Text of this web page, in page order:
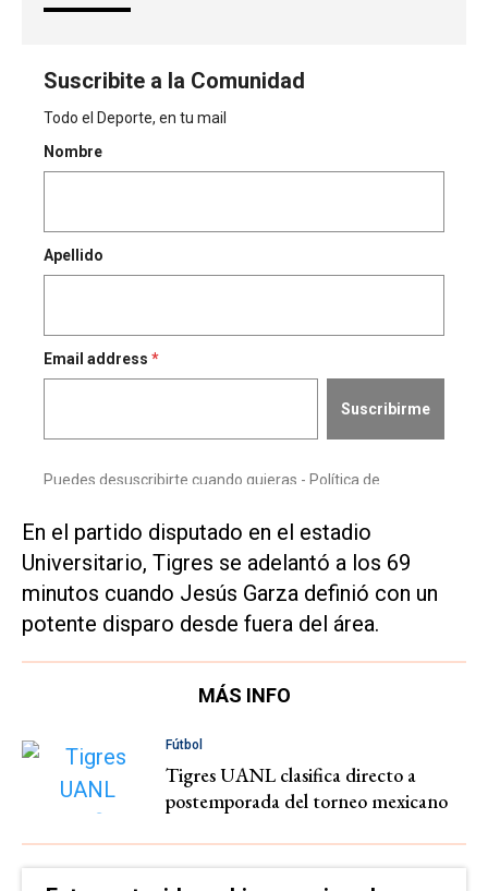
En el partido disputado en el estadio
Universitario, Tigres se adelantó a los 69
minutos cuando Jesús Garza definió con un
potente disparo desde fuera del área.
MÁS INFO
Fútbol
Tigres UANL clasifica directo a
postemporada del torneo mexicano